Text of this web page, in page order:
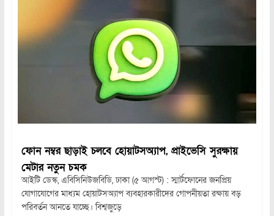
ফোন নম্বর ছাড়াই চলবে হোয়াটসঅ্যাপ, প্রাইভেসি সুরক্ষায়
মেটার নতুন চমক
আইটি ডেস্ক, এবিসিনিউজবিডি, ঢাকা (৫ আগস্ট) : স্মার্টফোনের জনপ্রিয়
যোগাযোগের মাধ্যম হোয়াটসঅ্যাপ ব্যবহারকারীদের গোপনীয়তা রক্ষায় বড়
পরিবর্তন আনতে যাচ্ছে। বিশ্বজুড়ে